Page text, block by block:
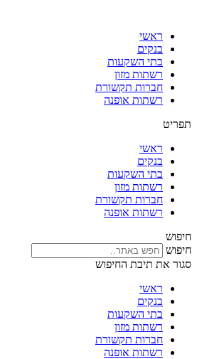
ראשי
בנקים
בתי השקעות
רשתות מזון
חברות תקשורת
רשתות אופנה
תפריט
ראשי
בנקים
בתי השקעות
רשתות מזון
חברות תקשורת
רשתות אופנה
חיפוש
חיפוש
סגור את תיבת החיפוש
ראשי
בנקים
בתי השקעות
רשתות מזון
חברות תקשורת
רשתות אופנה